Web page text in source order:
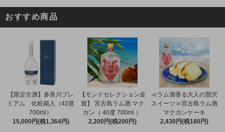
おすすめ商品
【限定古酒】多良川プレ
ミアム 化粧箱入（42度
700ml）
15,000円(税1,364円)
【モンドセレクション金
賞】 宮古島ラム酒 マク
ガン（ 40度 700ml ）
2,200円(税200円)
≪ラム酒香る大人の贅沢
スイーツ≫宮古島ラム酒
マクガンケーキ
2,430円(税180円)